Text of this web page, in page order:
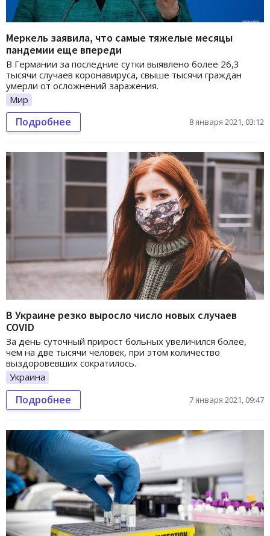
Меркель заявила, что самые тяжелые месяцы
пандемии еще впереди
В Германии за последние сутки выявлено более 26,3
тысячи случаев коронавируса, свыше тысячи граждан
умерли от осложнений заражения.
Мир
Подробнее 8 января 2021, 03:12
В Украине резко выросло число новых случаев
COVID
За день суточный прирост больных увеличился более,
чем на две тысячи человек, при этом количество
выздоровевших сократилось.
Украина
Подробнее 7 января 2021, 09:47